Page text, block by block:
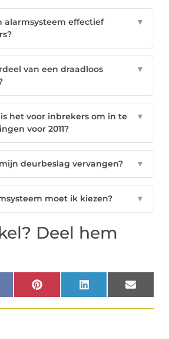
alarmsysteem effectief
▼
van een draadloos
▼
het voor inbrekers om in te
voor 2011?
▼
deurbeslag vervangen? ▼
moet ik kiezen? ▼
Deel hem
Pinterest LinkedIn Email